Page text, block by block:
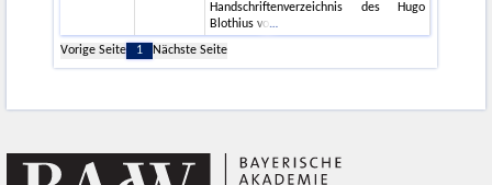
Handschriftenverzeichnis des Hugo
Blothius vo
Vorige Seite
1 Nächste Seite